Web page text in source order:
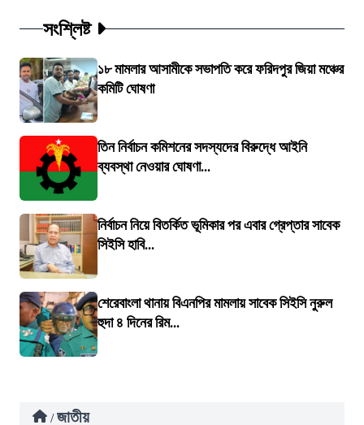
সংশ্লিষ্ট
১৮ মামলার আসামীকে সভাপতি করে ফরিদপুর জিয়া মঞ্চের
কমিটি ঘোষণা
তিন নির্বাচন কমিশনের সদস্যদের বিরুদ্ধে আইনি
ব্যবস্থা নেওয়ার ঘোষণা...
নির্বাচন নিয়ে বিতর্কিত ভূমিকার পর এবার গ্রেপ্তার সাবেক
সিইসি হাবি...
শেরেবাংলা থানায় বিএনপির মামলায় সাবেক সিইসি নুরুল
হুদা ৪ দিনের রিম...
/ জাতীয়